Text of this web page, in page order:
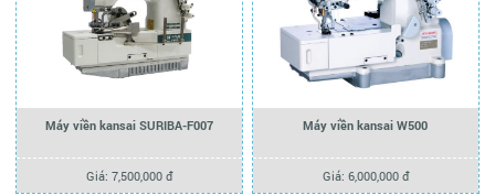
Máy viền kansai SURIBA-F007
Giá: 7,500,000 đ
Máy viền kansai W500
Giá: 6,000,000 đ